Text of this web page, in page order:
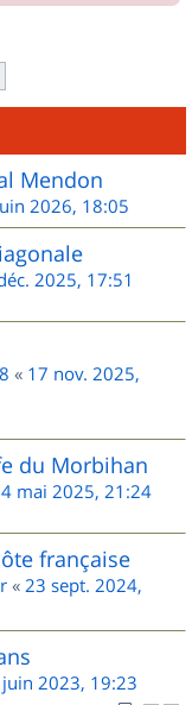
Mendon
2026, 18:05
2025, 17:51
« 17 nov. 2025,
du Morbihan
mai 2025, 21:24
française
« 23 sept. 2024,
2023, 19:23